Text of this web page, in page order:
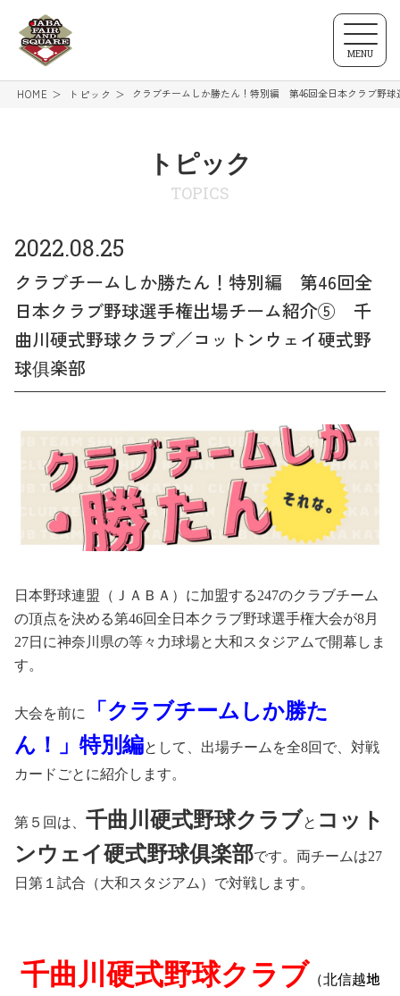
MENU
HOME トピック クラブチームしか勝たん！特別編 第46回全日本クラブ野
トピック
TOPICS
2022.08.25
クラブチームしか勝たん！特別編 第46回全
日本クラブ野球選手権出場チーム紹介⑤ 千
曲川硬式野球クラブ／コットンウェイ硬式野
球俱楽部
日本野球連盟（ＪＡＢＡ）に加盟する247のクラブチーム
の頂点を決める第46回全日本クラブ野球選手権大会が8月
27日 に神奈川県の等々力球場と大和スタジアムで開幕しま
す。
大会を前に
「クラブチームしか勝た
ん！」特別編として、 出場チームを全8回で、対戦
カードごとに紹介します。
第５回は、 千曲川硬式野球クラブと コット
ンウェイ硬式野球俱楽部です。 両チームは27
日第１ 試合（大和スタジアム）で対戦します。
千曲川硬式野球クラブ （北信越地